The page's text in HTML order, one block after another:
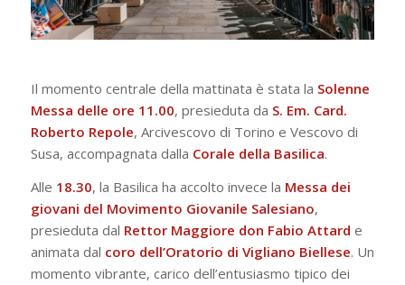
Il momento centrale della mattinata è stata la Solenne
Messa delle ore 11.00, presieduta da S. Em. Card.
Roberto Repole, Arcivescovo di Torino e Vescovo di
Susa, accompagnata dalla Corale della Basilica.
Alle 18.30, la Basilica ha accolto invece la Messa dei
giovani del Movimento Giovanile Salesiano,
presieduta dal Rettor Maggiore don Fabio Attard e
animata dal coro dell’Oratorio di Vigliano Biellese. Un
momento vibrante, carico dell’entusiasmo tipico dei